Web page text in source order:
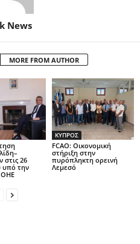
News
MORE FROM AUTHOR
στις 26
υπό την
ΟΗΕ
ΚΥΠΡΟΣ
FCAO: Οικονομική
στήριξη στην
πυρόπληκτη ορεινή
Λεμεσό